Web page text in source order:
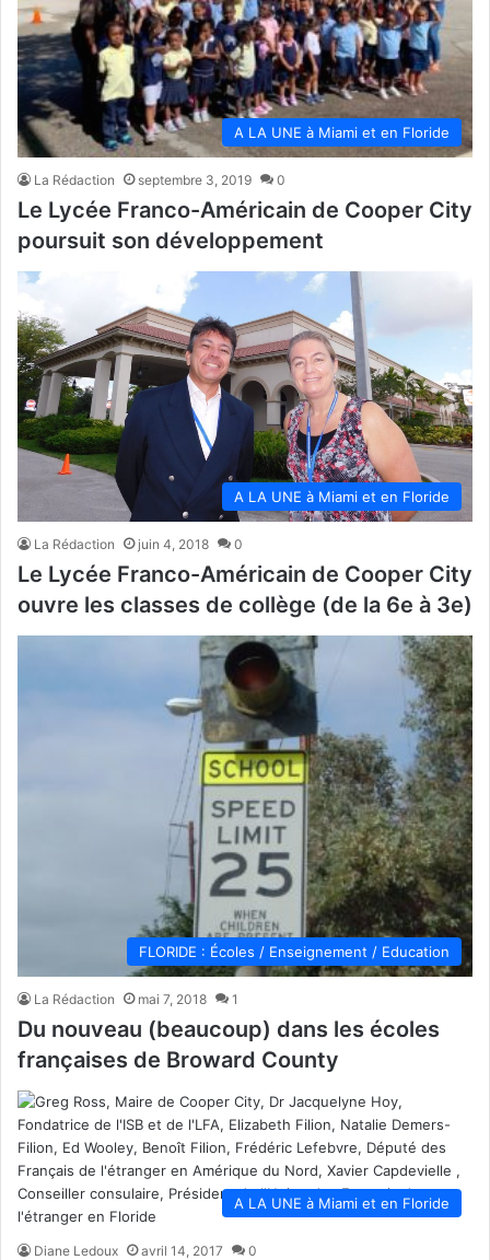
A LA UNE à Miami et en Floride
La Rédaction septembre 3, 2019 0
Le Lycée Franco-Américain de Cooper City
poursuit son développement
A LA UNE à Miami et en Floride
La Rédaction juin 4, 2018 0
Le Lycée Franco-Américain de Cooper City
ouvre les classes de collège (de la 6e à 3e)
FLORIDE : Écoles / Enseignement / Education
La Rédaction mai 7, 2018 1
Du nouveau (beaucoup) dans les écoles
françaises de Broward County
A LA UNE à Miami et en Floride
Diane Ledoux avril 14, 2017 0